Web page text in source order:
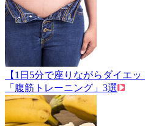
【1日5分で座りながらダイエ
「腹筋トレーニング」3選